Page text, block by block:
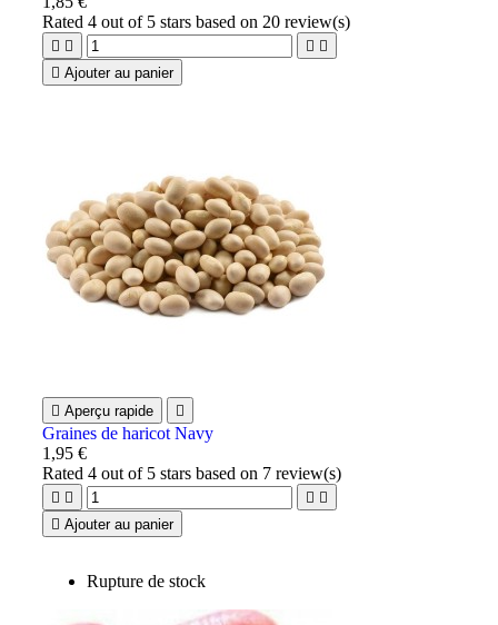
Rated4 out of 5 stars based on 20 review(s)
   
 Ajouter au panier
 Aperçu rapide 
Graines de haricot Navy
1,95 €
Rated4 out of 5 stars based on 7 review(s)
   
 Ajouter au panier
Rupture de stock